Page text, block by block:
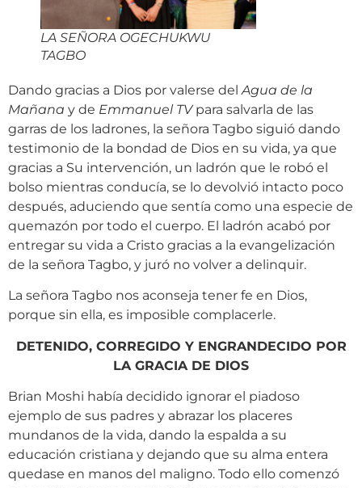
LA SEÑORA OGECHUKWU
TAGBO
Dando gracias a Dios por valerse delAgua de la
Mañana y de Emmanuel TVpara salvarla de las
garras de los ladrones, la señora Tagbo siguió dando
testimonio de la bondad de Dios en su vida, ya que
gracias a Su intervención, un ladrón que le robó el
bolso mientras conducía, se lo devolvió intacto poco
después, aduciendo que sentía como una especie de
quemazón por todo el cuerpo. El ladrón acabó por
entregar su vida a Cristo gracias a la evangelización
de la señora Tagbo, y juró no volver a delinquir.
La señora Tagbo nos aconseja tener fe en Dios,
porque sin ella, es imposible complacerle.
DETENIDO, CORREGIDO Y ENGRANDECIDO POR
LA GRACIA DE DIOS
Brian Moshi había decidido ignorar el piadoso
ejemplo de sus padres y abrazar los placeres
mundanos de la vida, dando la espalda a su
educación cristiana y dejando que su alma entera
quedase en manos del maligno. Todo ello comenzó